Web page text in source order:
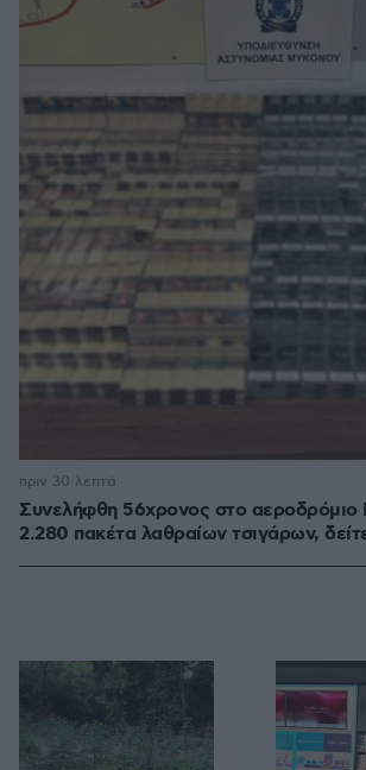
Συνελήφθη 56χρονος στο
2.280 πακέτα λαθραίων τσιγάρων,
πριν 30 λεπτά